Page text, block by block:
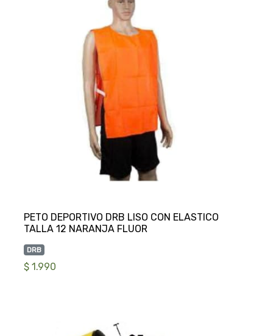
PETO DEPORTIVO DRB LISO CON ELASTICO
DRB
$ 1.990